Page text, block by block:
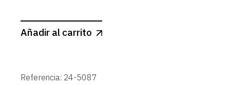
Añadir al carrito
Referencia: 24-5087